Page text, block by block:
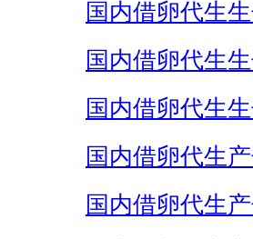
国内借卵代生
国内借卵代生
国内借卵代生
国内借卵代生
国内借卵代生